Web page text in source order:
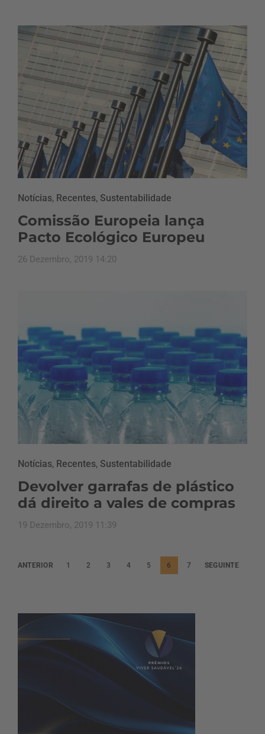
Notícias, Recentes, Sustentabilidade
Comissão Europeia lança
Pacto Ecológico Europeu
26 Dezembro, 2019 14:20
Notícias, Recentes, Sustentabilidade
Devolver garrafas de plástico
dá direito a vales de compras
19 Dezembro, 2019 11:39
P
n
ANTERIOR 1 2 3 4 5 6 7 SEGUINTE